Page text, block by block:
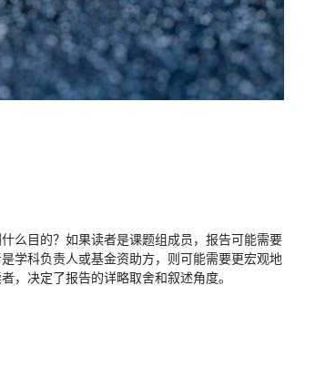
么目的？如果读者是课题组成员，报告可能需要
学科负责人或基金资助方，则可能需要更宏观地
，决定了报告的详略取舍和叙述角度。